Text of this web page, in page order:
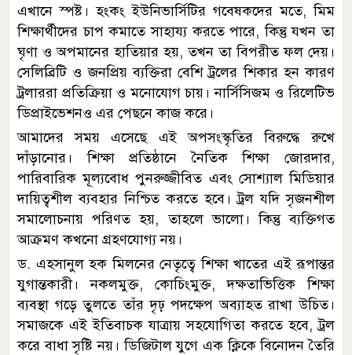
এখানে স্পষ্ট। হংকং ইউনিভার্সিটির গবেষকদের মতে, মিম
শিক্ষার্থীদের চাপ কমাতে সাহায্য করতে পারে, কিন্তু যখন তা
ঘৃণা ও অপমানের হাতিয়ার হয়, তখন তা বিপরীত ফল দেয়।
সেলিব্রিটি ও জনপ্রিয় ব্যক্তিরা বেশি ট্রলের শিকার হন কারণ
ট্রলাররা প্রতিক্রিয়া ও মনোযোগ চায়। নার্সিসিজম ও রিলেটিভ
ডিপ্রাইভেশনও এর পেছনে কাজ করে।
আমাদের সময় এসেছে এই অপসংস্কৃতির বিরুদ্ধে রুখে
দাঁড়ানোর। শিক্ষা প্রতিষ্ঠানে নৈতিক শিক্ষা জোরদার,
পারিবারিক মূল্যবোধ পুনরুজ্জীবিত এবং সোশ্যাল মিডিয়ার
দায়িত্বশীল ব্যবহার নিশ্চিত করতে হবে। ট্রল যদি সৃজনশীল
সমালোচনায় পরিণত হয়, তাহলে ভালো। কিন্তু ব্যক্তিগত
আক্রমণ কখনো গ্রহণযোগ্য নয়।
ড. এহসানুল হক মিলনের নেতৃত্বে শিক্ষা খাতের এই রূপান্তর
যুগান্তকারী। নকলমুক্ত, কোচিংমুক্ত, দক্ষতাভিত্তিক শিক্ষা
ব্যবস্থা গড়ে তুলতে তাঁর দৃঢ় পদক্ষেপ অব্যাহত রাখা উচিত।
সমাজকে এই ইতিবাচক যাত্রায় সহযোগিতা করতে হবে, ট্রল
করে বাধা সৃষ্টি নয়। ডিজিটাল যুগে এক ক্লিকে বিনোদন তৈরি